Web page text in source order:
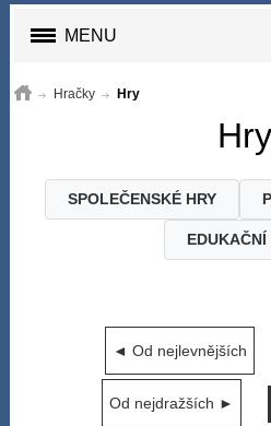
MENU
Hračky Hry
Hry
SPOLEČENSKÉ HRY
EDUKAČNÍ
◄ Od nejlevnějších
Od nejdražších ►